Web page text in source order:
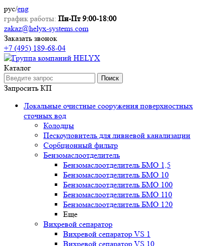
рус/eng
график работы: Пн-Пт 9:00-18:00
zakaz@helyx-systems.com
Заказать звонок
+7 (495) 189-68-04
Каталог
Поиск
Запросить КП
Локальные очистные сооружения поверхностных
сточных вод
Колодцы
Пескоуловитель для ливневой канализации
Сорбционный фильтр
Бензомаслоотделитель
Бензомаслоотделитель БМО 1,5
Бензомаслоотделитель БМО 10
Бензомаслоотделитель БМО 100
Бензомаслоотделитель БМО 110
Бензомаслоотделитель БМО 120
Еще
Вихревой сепаратор
Вихревой сепаратор VS 1
Вихревой сепаратор VS 10